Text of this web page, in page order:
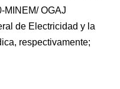
MINEM/ OGAJ
de Electricidad y la
respectivamente;